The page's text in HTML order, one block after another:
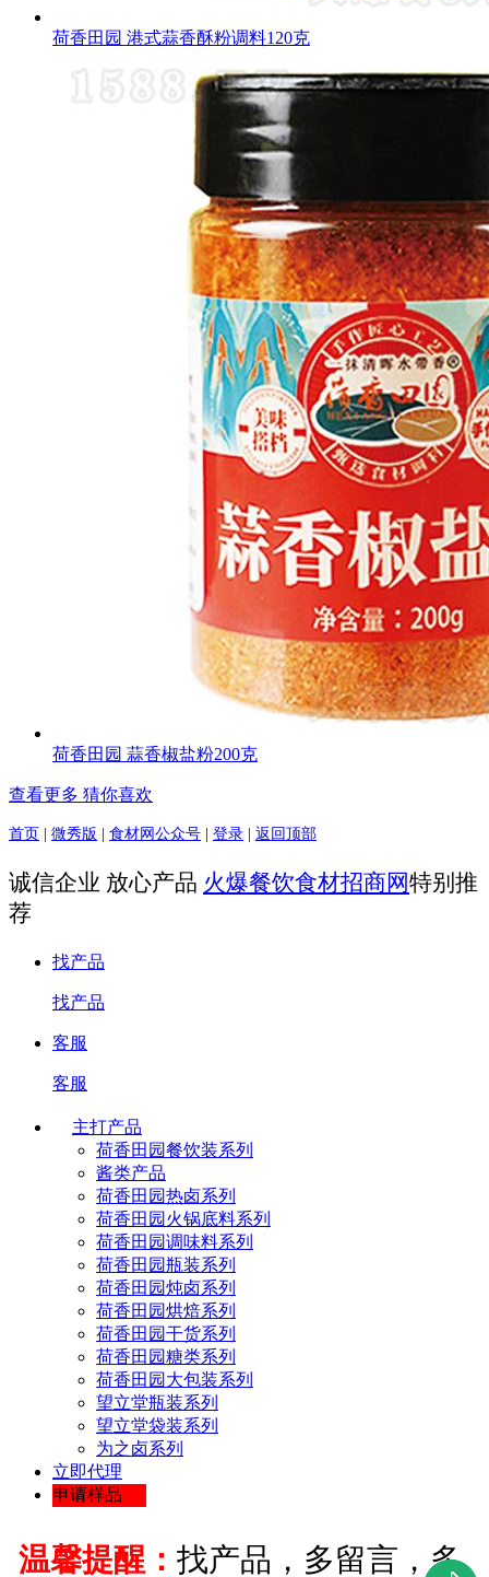
荷香田园 港式蒜香酥粉调料120克
荷香田园 蒜香椒盐粉200克
查看更多 猜你喜欢
首页 微秀版 食材网公众号 登录 返回顶部
诚信企业 放心产品 火爆餐饮食材招商网特别推
荐
找产品
找产品
客服
客服
主打产品
荷香田园餐饮装系列
酱类产品
荷香田园热卤系列
荷香田园火锅底料系列
荷香田园调味料系列
荷香田园瓶装系列
荷香田园炖卤系列
荷香田园烘焙系列
荷香田园干货系列
荷香田园糖类系列
荷香田园大包装系列
望立堂瓶装系列
望立堂袋装系列
为之卤系列
立即代理
申请样品
温馨提醒： 找产品，多留言，多